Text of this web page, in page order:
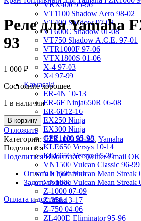
VRX400 95-96
VT1100 Shadow Aero 98-02
VT400 Shadow 97-08
VT600C Shadow 01-08
VT750 Shadow A.C.E. 97-01
VTR1000F 97-06
VTX1800S 01-06
X-4 97-03
X4 97-99
Kawasaki
ER-4N 10-13
ER-6F Ninja650R 06-08
ER-6F12-16
EX250 Ninja
EX300 Ninja
GPZ1100 95-98
KLE650 Versys 10-14
KLE650 Versys 15-20
VN1500 Vulcan Classic 96-99
VN1500 Vulcan Mean Streak
VN1600 Vulcan Mean Streak
Z-1000 07-09
Z-250 13-17
Z-750 04-06
ZL400D Eliminator 95-96
Реле для Yamaha
93
1 000 ₽
Состояние хорошее.
1 в наличии
В корзину
Отложить
Категории:FZR1000 91-93, Yamaha
Поделиться
Поделиться ВКонтакте Twitter Email OK
Оплата и доставка
Задать вопрос
Оплата и доставка